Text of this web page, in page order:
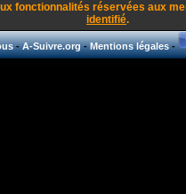
fonctionnalités réservées aux
identifié.
-A-Suivre.org-Mentions légales-